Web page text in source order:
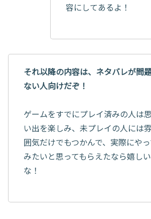
容にしてあるよ！
それ以降の内容は、ネタバレが問
ない人向けだぞ！
ゲームをすでにプレイ済みの人は思
い出を楽しみ、未プレイの人には雰
囲気だけでもつかんで、実際にや
みたいと思ってもらえたなら嬉しい
な！